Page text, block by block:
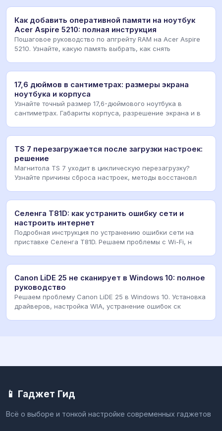
Как добавить оперативной памяти на ноутбук
Acer Aspire 5210: полная инструкция
Пошаговое руководство по апгрейту RAM на Acer Aspire
5210. Узнайте, какую память выбрать, как снять
17,6 дюймов в сантиметрах: размеры экрана
ноутбука и корпуса
Узнайте точный размер 17,6-дюймового ноутбука в
сантиметрах. Габариты корпуса, разрешение экрана и в
TS 7 перезагружается после загрузки настроек:
решение
Магнитола TS 7 уходит в циклическую перезагрузку?
Узнайте причины сброса настроек, методы восстановл
Селенга T81D: как устранить ошибку сети и
настроить интернет
Подробная инструкция по устранению ошибки сети на
приставке Селенга T81D. Решаем проблемы с Wi-Fi, н
Canon LiDE 25 не сканирует в Windows 10: полное
руководство
Решаем проблему Canon LiDE 25 в Windows 10. Установка
драйверов, настройка WIA, устранение ошибок ск
📱 Гаджет Гид
Всё о выборе и тонкой настройке современных гаджетов